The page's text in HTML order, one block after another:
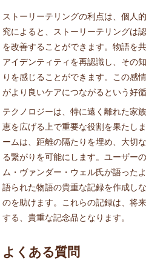
ストーリーテリングの利点は、個人
究によると、ストーリーテリングは
を改善することができます。物語を
アイデンティティを再認識し、その
りを感じることができます。この感
がより良いケアにつながるという好
テクノロジーは、特に遠く離れた家
恵を広げる上で重要な役割を果たし
ームは、距離の隔たりを埋め、大切
る繋がりを可能にします。ユーザー
ム・ヴァンダー・ウェル氏が語った
語られた物語の貴重な記録を作成し
のを助けます。これらの記録は、将
する、貴重な記念品となります。
よくある質問